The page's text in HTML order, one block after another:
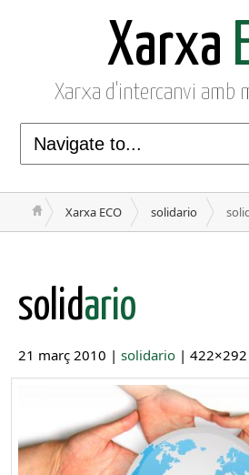
Xarxa
Xarxa d'intercanvi amb
Xarxa ECO solidario
solidario
21 març 2010 | solidario | 422×292